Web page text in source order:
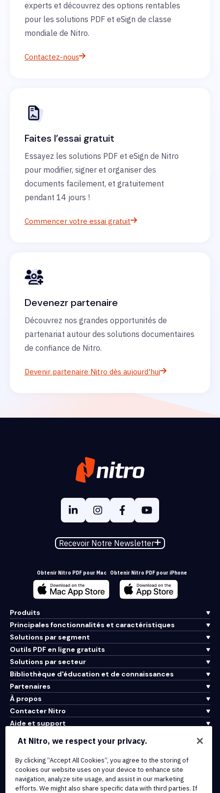
experts et découvrez des options rentables
pour les solutions PDF et eSign de classe
mondiale de Nitro.
Contactez-nous
Faites l’essai gratuit
Essayez les solutions PDF et eSign de Nitro
pour modifier, signer et organiser des
documents facilement, et gratuitement
pendant 14 jours !
Commencer votre essai gratuit
Devenezr partenaire
Découvrez nos grandes opportunités de
partenariat autour des solutions documentaires
de confiance de Nitro.
Devenir partenaire Nitro dès aujourd'hui
Recevoir Notre Newsletter
Obtenir Nitro PDF pour Mac Obtenir Nitro PDF pour iPhone
Produits
Principales fonctionnalités et caractéristiques
Solutions par segment
Outils PDF en ligne gratuits
Solutions par secteur
Bibliothèque d'éducation et de connaissances
Partenaires
À propos
Contacter Nitro
Aide et support
Conditions d'utilisation
Politique de cookies
Politique de copyright
At Nitro, we respect your privacy.
By clicking “Accept All Cookies”, you agree to the storing of
cookies our website uses on your device to enhance site
navigation, analyze site usage, and assist in our marketing
efforts. We might also share specific data with third parties. If